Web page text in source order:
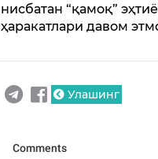
нисбатан “қамоқ”
ҳаракатлари давом
Улашинг